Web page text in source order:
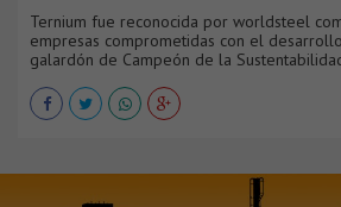
Ternium fue reconocida por worldsteel
empresas comprometidas con el
galardón de Campeón de la